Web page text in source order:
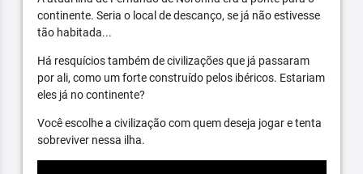
continente. Seria o local de descanço, se já não estivesse
tão habitada...
Há resquícios também de civilizações que já passaram
por ali, como um forte construído pelos ibéricos. Estariam
eles já no continente?
Você escolhe a civilização com quem deseja jogar e tenta
sobreviver nessa ilha.